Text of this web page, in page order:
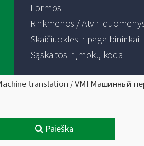
Formos
Rinkmenos / Atviri
Skaičiuoklės ir pagalbininkai
Sąskaitos ir įmokų kodai
translation / VMI Машинный
Paieška